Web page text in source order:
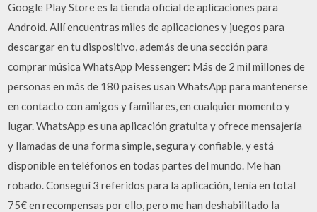
Google Play Store es la tienda oficial de aplicaciones para
Android. Allí encuentras miles de aplicaciones y juegos para
descargar en tu dispositivo, además de una sección para
comprar música WhatsApp Messenger: Más de 2 mil millones de
personas en más de 180 países usan WhatsApp para mantenerse
en contacto con amigos y familiares, en cualquier momento y
lugar. WhatsApp es una aplicación gratuita y ofrece mensajería
y llamadas de una forma simple, segura y confiable, y está
disponible en teléfonos en todas partes del mundo. Me han
robado. Conseguí 3 referidos para la aplicación, tenía en total
75€ en recompensas por ello, pero me han deshabilitado la